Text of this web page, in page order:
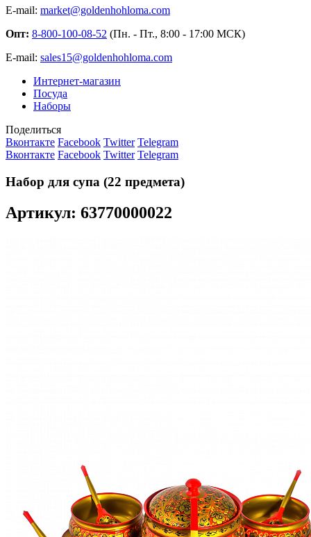
E-mail: market@goldenhohloma.com
Опт: 8-800-100-08-52 (Пн. - Пт., 8:00 - 17:00 МСК)
E-mail: sales15@goldenhohloma.com
Интернет-магазин
Посуда
Наборы
Поделиться
Вконтакте Facebook Twitter Telegram
Вконтакте Facebook Twitter Telegram
Набор для супа (22 предмета)
Артикул: 63770000022